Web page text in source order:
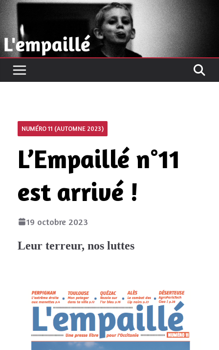
Passer
au
contenu
NUMÉRO 11 (AUTOMNE 2023)
L’Empaillé n°11
est arrivé !
19 octobre 2023
Leur terreur, nos luttes